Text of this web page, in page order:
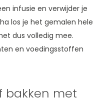
infusie en verwijder je
los je het gemalen hele
dus volledig mee.
en voedingsstoffen
bakken met